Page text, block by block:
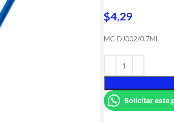
$4,29
MC-DJ002/0.7ML
Solicitar este